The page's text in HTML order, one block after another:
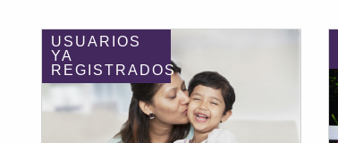
USUARIOS
YA
REGISTRADOS